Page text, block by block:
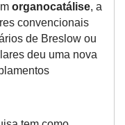
organocatálise, a
convencionais
de Breslow ou
deu uma nova